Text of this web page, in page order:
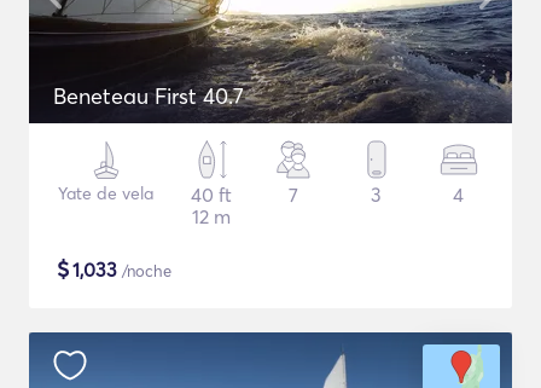
Beneteau First 40.7
Yate de vela
40 ft
12 m
7 3 4
$1,033 /noche